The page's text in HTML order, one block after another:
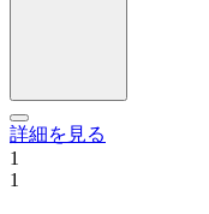
詳細を見る
1
1